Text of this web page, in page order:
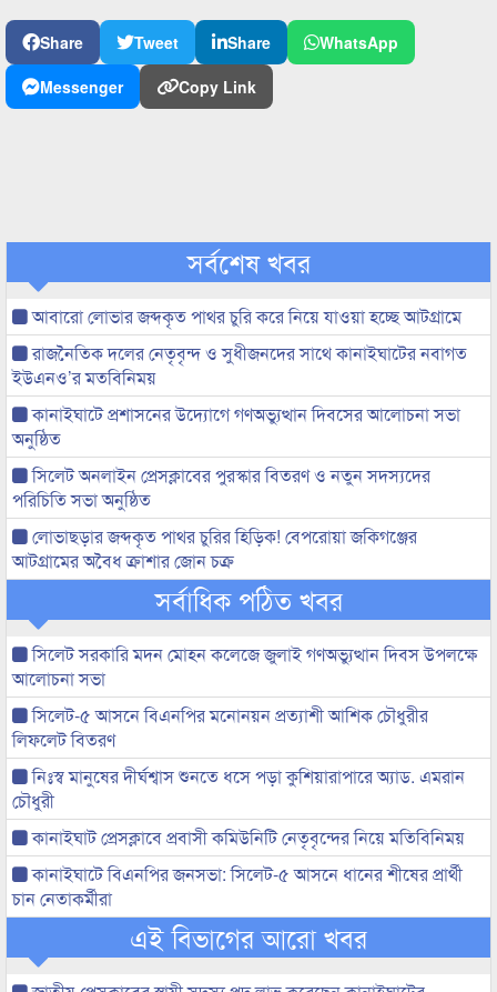
Share Tweet Share
WhatsApp
Messenger
Copy Link
সর্বশেষ খবর
আবারো লোভার জব্দকৃত পাথর চুরি করে নিয়ে যাওয়া হচ্ছে আটগ্রামে
রাজনৈতিক দলের নেতৃবৃন্দ ও সুধীজনদের সাথে কানাইঘাটের নবাগত
ইউএনও’র মতবিনিময়
কানাইঘাটে প্রশাসনের উদ্যোগে গণঅভ্যুত্থান দিবসের আলোচনা সভা
অনুষ্ঠিত
সিলেট অনলাইন প্রেসক্লাবের পুরস্কার বিতরণ ও নতুন সদস্যদের
পরিচিতি সভা অনুষ্ঠিত
লোভাছড়ার জব্দকৃত পাথর চুরির হিড়িক! বেপরোয়া জকিগঞ্জের
আটগ্রামের অবৈধ ক্রাশার জোন চক্র
সর্বাধিক পঠিত খবর
সিলেট সরকারি মদন মোহন কলেজে জুলাই গণঅভ্যুত্থান দিবস উপলক্ষে
আলোচনা সভা
সিলেট-৫ আসনে বিএনপির মনোনয়ন প্রত্যাশী আশিক চৌধুরীর
লিফলেট বিতরণ
নিঃস্ব মানুষের দীর্ঘশ্বাস শুনতে ধসে পড়া কুশিয়ারাপারে অ্যাড. এমরান
চৌধুরী
কানাইঘাট প্রেসক্লাবে প্রবাসী কমিউনিটি নেতৃবৃন্দের নিয়ে মতিবিনিময়
কানাইঘাটে বিএনপির জনসভা: সিলেট-৫ আসনে ধানের শীষের প্রার্থী
চান নেতাকর্মীরা
এই বিভাগের আরো খবর